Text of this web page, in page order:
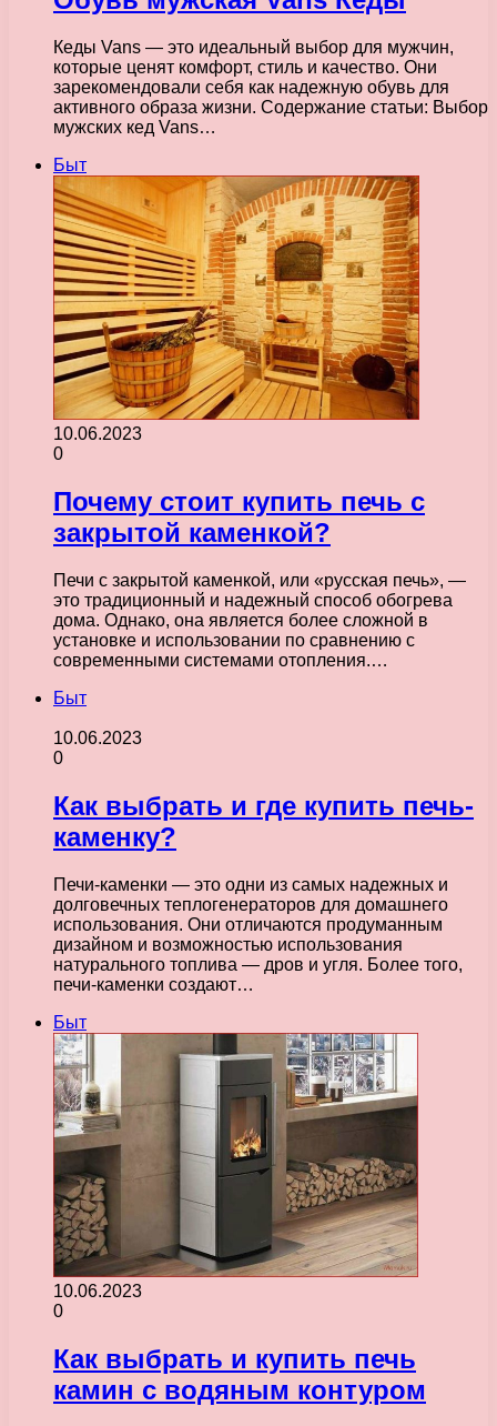
Кеды Vans — это идеальный выбор для мужчин,
которые ценят комфорт, стиль и качество. Они
зарекомендовали себя как надежную обувь для
активного образа жизни. Содержание статьи: Выбор
мужских кед Vans…
Быт
10.06.2023
0
Почему стоит купить печь с
закрытой каменкой?
Печи с закрытой каменкой, или «русская печь», —
это традиционный и надежный способ обогрева
дома. Однако, она является более сложной в
установке и использовании по сравнению с
современными системами отопления.…
Быт
10.06.2023
0
Как выбрать и где купить печь-
каменку?
Печи-каменки — это одни из самых надежных и
долговечных теплогенераторов для домашнего
использования. Они отличаются продуманным
дизайном и возможностью использования
натурального топлива — дров и угля. Более того,
печи-каменки создают…
Быт
10.06.2023
0
Как выбрать и купить печь
камин с водяным контуром